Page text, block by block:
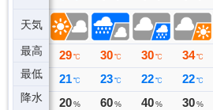
天気
最高
最低
降水
30 ℃
22 ℃
0 ミリ
29 ℃
21 ℃
20 %
30 ℃
23 ℃
60 %
30 ℃
22 ℃
40 %
34 ℃
22 ℃
30 %